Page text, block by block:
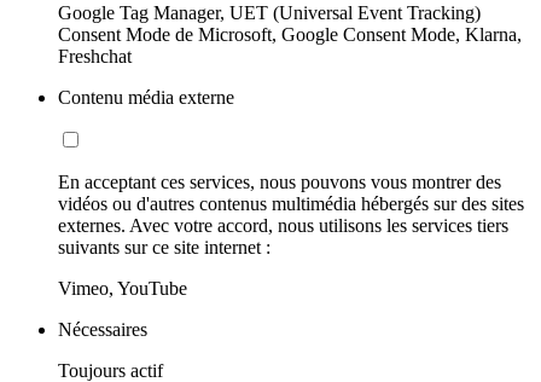
Google Tag Manager, UET (Universal Event Tracking)
Consent Mode de Microsoft, Google Consent Mode, Klarna,
Freshchat
Contenu média externe
En acceptant ces services, nous pouvons vous montrer des
vidéos ou d'autres contenus multimédia hébergés sur des sites
externes. Avec votre accord, nous utilisons les services tiers
suivants sur ce site internet :
Vimeo, YouTube
Nécessaires
Toujours actif